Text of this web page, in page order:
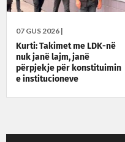
07 GUS 2026 |
Kurti: Takimet me LDK-në
nuk janë lajm, janë
përpjekje për konstituimin
e institucioneve